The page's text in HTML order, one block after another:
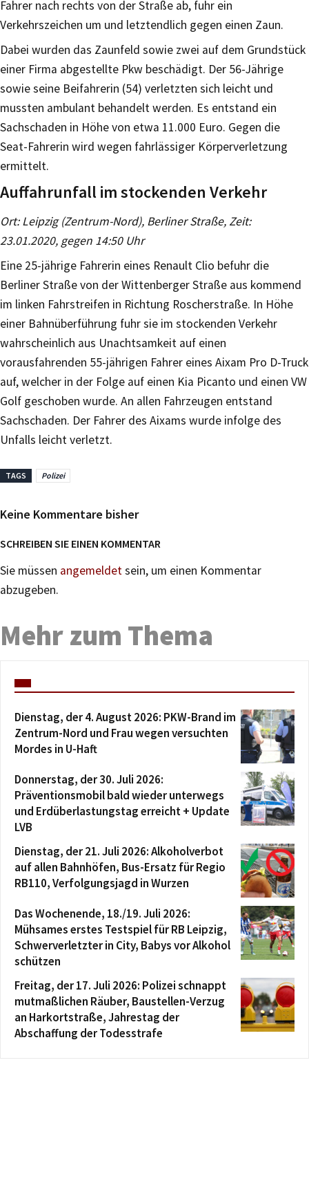
Fahrer nach rechts von der Straße ab, fuhr ein
Verkehrszeichen um und letztendlich gegen einen Zaun.
Dabei wurden das Zaunfeld sowie zwei auf dem Grundstück
einer Firma abgestellte Pkw beschädigt. Der 56-Jährige
sowie seine Beifahrerin (54) verletzten sich leicht und
mussten ambulant behandelt werden. Es entstand ein
Sachschaden in Höhe von etwa 11.000 Euro. Gegen die
Seat-Fahrerin wird wegen fahrlässiger Körperverletzung
ermittelt.
Auffahrunfall im stockenden Verkehr
Ort: Leipzig (Zentrum-Nord), Berliner Straße, Zeit:
23.01.2020, gegen 14:50 Uhr
Eine 25-jährige Fahrerin eines Renault Clio befuhr die
Berliner Straße von der Wittenberger Straße aus kommend
im linken Fahrstreifen in Richtung Roscherstraße. In Höhe
einer Bahnüberführung fuhr sie im stockenden Verkehr
wahrscheinlich aus Unachtsamkeit auf einen
vorausfahrenden 55-jährigen Fahrer eines Aixam Pro D-Truck
auf, welcher in der Folge auf einen Kia Picanto und einen VW
Golf geschoben wurde. An allen Fahrzeugen entstand
Sachschaden. Der Fahrer des Aixams wurde infolge des
Unfalls leicht verletzt.
TAGS Polizei
Keine Kommentare bisher
SCHREIBEN SIE EINEN KOMMENTAR
Sie müssen angemeldetsein, um einen Kommentar
abzugeben.
Mehr zum Thema
Dienstag, der 4. August 2026: PKW-Brand im
Zentrum-Nord und Frau wegen versuchten
Mordes in U-Haft
Donnerstag, der 30. Juli 2026:
Präventionsmobil bald wieder unterwegs
und Erdüberlastungstag erreicht + Update
LVB
Dienstag, der 21. Juli 2026: Alkoholverbot
auf allen Bahnhöfen, Bus-Ersatz für Regio
RB110, Verfolgungsjagd in Wurzen
Das Wochenende, 18./19. Juli 2026:
Mühsames erstes Testspiel für RB Leipzig,
Schwerverletzter in City, Babys vor Alkohol
schützen
Freitag, der 17. Juli 2026: Polizei schnappt
mutmaßlichen Räuber, Baustellen-Verzug
an Harkortstraße, Jahrestag der
Abschaffung der Todesstrafe